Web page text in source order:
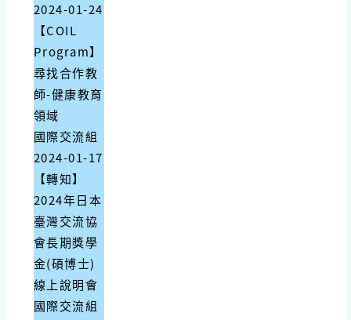
2024-01-24
【COIL
Program】
尋找合作教
師-健康教育
領域
國際交流組
2024-01-17
【轉知】
2024年日本
臺灣交流協
會長期獎學
金(碩博士)
線上說明會
國際交流組